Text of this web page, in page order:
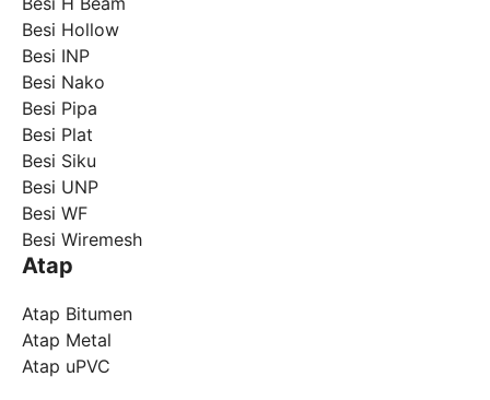
Besi Hollow
Besi INP
Besi Nako
Besi Pipa
Besi Plat
Besi Siku
Besi UNP
Besi WF
Besi Wiremesh
Atap
Atap Bitumen
Atap Metal
Atap uPVC